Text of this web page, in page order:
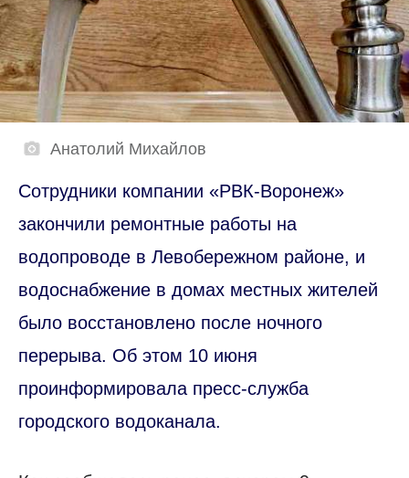
Анатолий Михайлов
Сотрудники компании «РВК-Воронеж»
закончили ремонтные работы на
водопроводе в Левобережном районе, и
водоснабжение в домах местных жителей
было восстановлено после ночного
перерыва. Об этом 10 июня
проинформировала пресс-служба
городского водоканала.